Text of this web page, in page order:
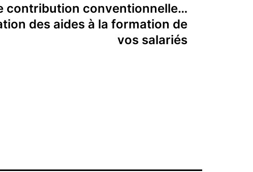
contribution conventionnelle…
des aides à la formation de
vos salariés